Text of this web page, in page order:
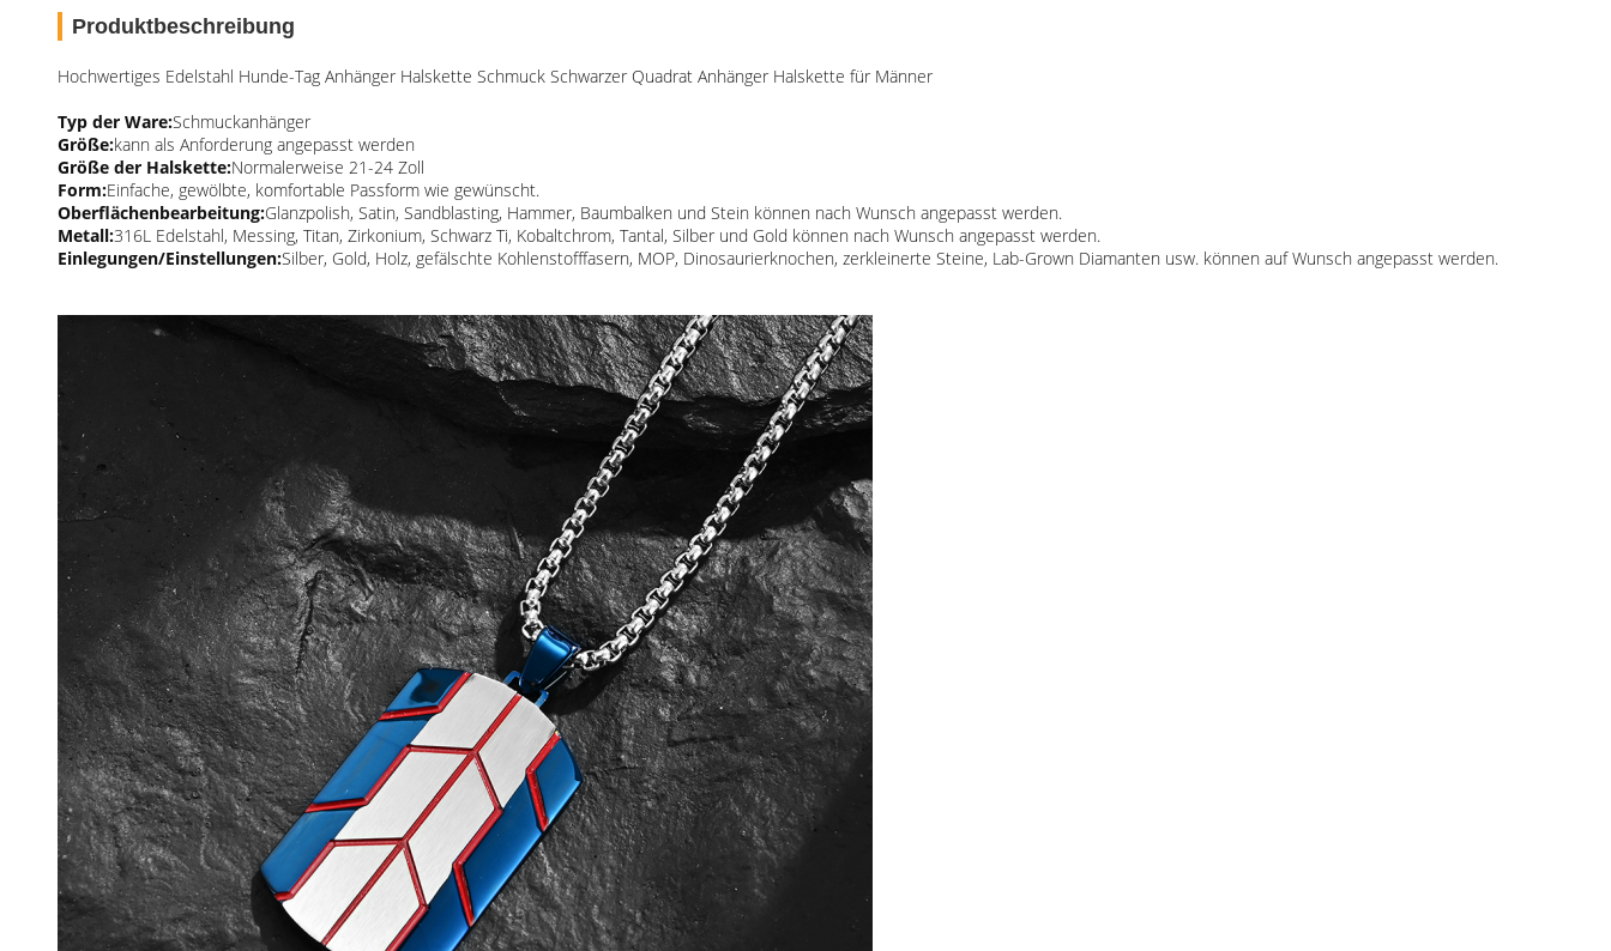
Produktbeschreibung
Hochwertiges Edelstahl Hunde-Tag Anhänger Halskette Schmuck Schwarzer Quadrat Anhänger Halskette für Männer
Typ der Ware:Schmuckanhänger
Größe:kann als Anforderung angepasst werden
Größe der Halskette:Normalerweise 21-24 Zoll
Form:Einfache, gewölbte, komfortable Passform wie gewünscht.
Oberflächenbearbeitung:Glanzpolish, Satin, Sandblasting, Hammer, Baumbalken und Stein können nach Wunsch angepasst werden.
Metall:316L Edelstahl, Messing, Titan, Zirkonium, Schwarz Ti, Kobaltchrom, Tantal, Silber und Gold können nach Wunsch angepasst werden.
Einlegungen/Einstellungen:Silber, Gold, Holz, gefälschte Kohlenstofffasern, MOP, Dinosaurierknochen, zerkleinerte Steine, Lab-Grown Diamanten usw. können auf Wunsch angepasst werden.